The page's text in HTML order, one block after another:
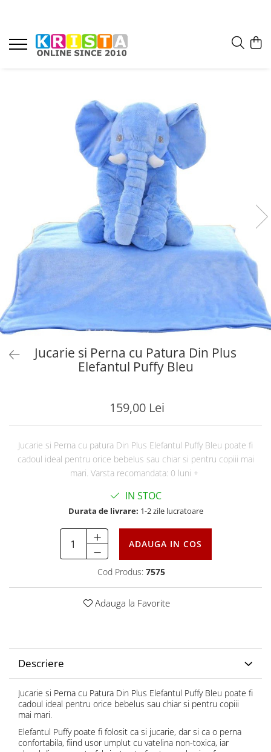
Jucarie si Perna cu Patura Din Plus
Elefantul Puffy Bleu
159,00 Lei
Jucarie si Perna cu patura Din Plus Elefantul Puffy Bleu poate fi
cadoul ideal pentru orice bebelus sau chiar si pentru copiii mai
mari. Varsta recomandata: 0 luni +
IN STOC
Durata de livrare: 1-2 zile lucratoare
ADAUGA IN COS
Cod Produs: 7575
Adauga la Favorite
Descriere
Jucarie si Perna cu Patura Din Plus Elefantul Puffy Bleu poate fi
cadoul ideal pentru orice bebelus sau chiar si pentru copiii
mai mari.
Elefantul Puffy poate fi folosit ca si jucarie, dar si ca o perna
confortabila, fiind usor umplut cu vatelina non-toxica, iar